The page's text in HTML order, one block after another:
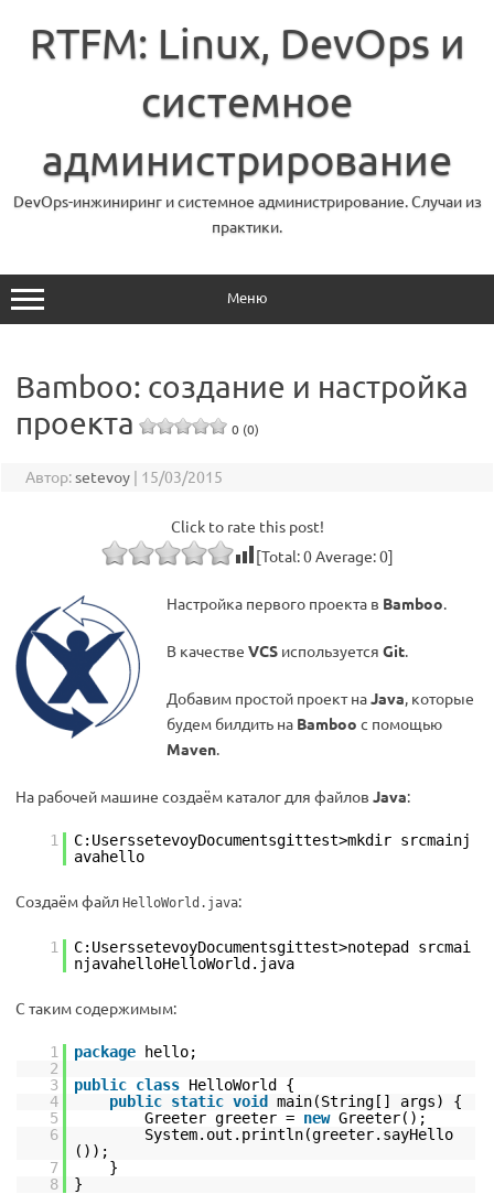
содержимому
RTFM: Linux, DevOps и
системное
администрирование
DevOps-инжиниринг и системное администрирование. Случаи из
практики.
Меню
Bamboo: создание и настройка
проекта
0 (0)
Автор:setevoy | 15/03/2015
Click to rate this post!
[Total:0Average:0]
Настройка первого проекта в Bamboo.
В качестве VCS используется Git.
Добавим простой проект наJava, которые
будем билдить на Bamboo с помощью
Maven.
На рабочей машине cоздаём каталог для файлов Java:
1
C:UserssetevoyDocumentsgittest>mkdir srcmainj
avahello
Создаём файл HelloWorld.java:
1
C:UserssetevoyDocumentsgittest>notepad srcmai
njavahelloHelloWorld.java
С таким содержимым:
1 package
hello;
2
3
public class HelloWorld {
4
public static void
main(String[] args) {
5
Greeter greeter = new Greeter();
6
System.out.println(greeter.sayHello
());
7
}
8
}